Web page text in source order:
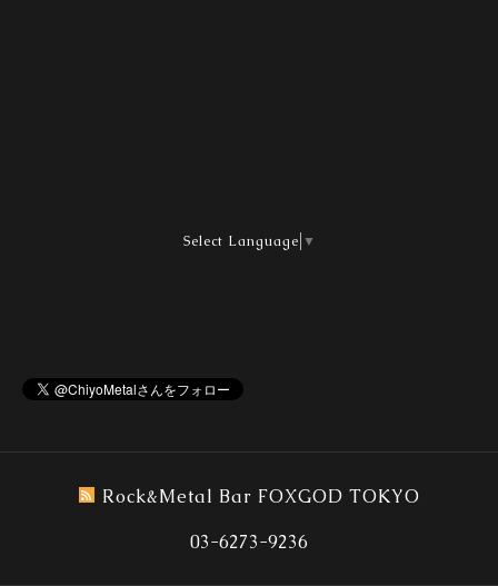
Select Language ▼
Rock&Metal Bar FOXGOD TOKYO
03-6273-9236